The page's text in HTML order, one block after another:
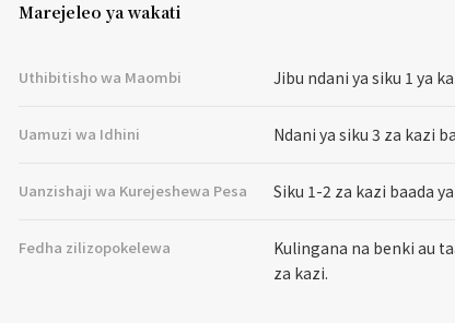
Marejeleo ya wakati
Uthibitisho wa Maombi Jibu ndani ya siku 1 ya
Uamuzi wa Idhini Ndani ya siku 3 za kazi
Uanzishaji wa Kurejeshewa Pesa Siku 1-2 za kazi baada
Fedha zilizopokelewa
Kulingana na benki au
za kazi.